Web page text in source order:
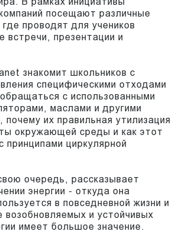
посещают различные
проводят для учеников
встречи, презентации и
знакомит школьников с
специфическими отходами
с использованными
маслами и другими
их правильная утилизация
окружающей среды и как этот
принципами циркулярной
очередь, рассказывает
энергии - откуда она
в повседневной жизни и
возобновляемых и устойчивых
имеет большое значение.